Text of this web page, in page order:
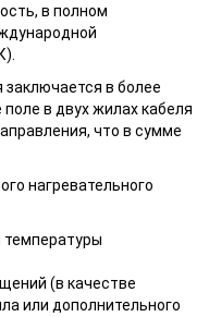
в полном
в более
в двух жилах кабеля
что в сумме
нагревательного
(в качестве
или дополнительного